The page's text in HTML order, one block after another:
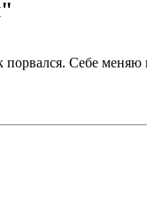
Себе меняю